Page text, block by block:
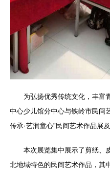
为弘扬优秀传统文化，丰富
中心少儿馆分中心与铁岭市民间
传承·艺润童心”民间艺术作品展
本次展览集中展示了剪纸、
北地域特色的民间艺术作品，其